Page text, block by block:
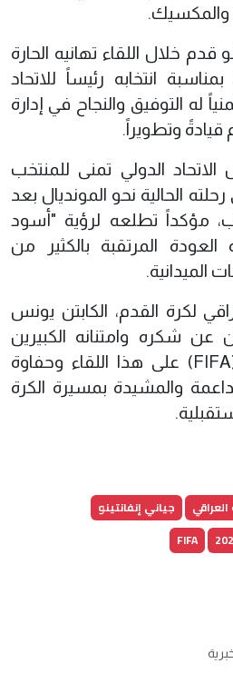
والمكسيك.
قدم خلال اللقاء تهانيه الحارة
انتخابه رئيساً للاتحاد
له التوفيق والنجاح في إدارة
قيادةً وتطويراً.
الدولي تمنى للمنتخب
الحالية نحو المونديال بعد
مؤكداً تطلعه لرؤية "أسود
المرتقبة بالكثير من
الميدانية.
لكرة القدم، الكابتن يونس
عن شكره وامتنانه الكبيرين
لرئيس الاتحاد الدولي (FIFA) على هذا اللقاء وحفاوة
والمشيدة بمسيرة الكرة
جياني إنفانتينو
FIFA